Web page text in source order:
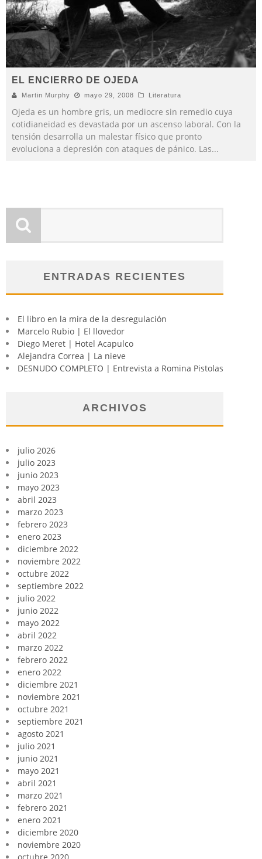
EL ENCIERRO DE OJEDA
Martin Murphy mayo 29, 2008 Literatura
Ojeda es un hombre gris, un mediocre sin remedio cuya
cotidianeidad es devastada por un ascenso laboral. Con la
tensión desarrolla un malestar físico que pronto
evoluciona a depresión con ataques de pánico. Las...
ENTRADAS RECIENTES
El libro en la mira de la desregulación
Marcelo Rubio | El llovedor
Diego Meret | Hotel Acapulco
Alejandra Correa | La nieve
DESNUDO COMPLETO | Entrevista a Romina Pistolas
ARCHIVOS
julio 2026
julio 2023
junio 2023
mayo 2023
abril 2023
marzo 2023
febrero 2023
enero 2023
diciembre 2022
noviembre 2022
octubre 2022
septiembre 2022
julio 2022
junio 2022
mayo 2022
abril 2022
marzo 2022
febrero 2022
enero 2022
diciembre 2021
noviembre 2021
octubre 2021
septiembre 2021
agosto 2021
julio 2021
junio 2021
mayo 2021
abril 2021
marzo 2021
febrero 2021
enero 2021
diciembre 2020
noviembre 2020